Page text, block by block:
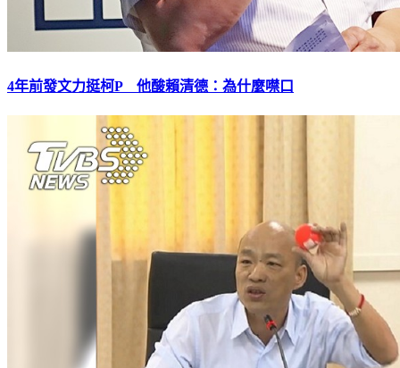
4年前發文力挺柯P 他酸賴清德：為什麼噤口